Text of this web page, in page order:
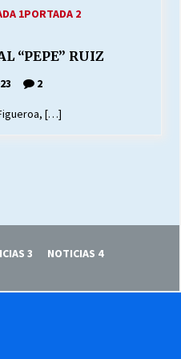
El Carmen de Maipu.
1PORTADA 2
“PEPE” RUIZ
2
[…]
3
NOTICIAS 4